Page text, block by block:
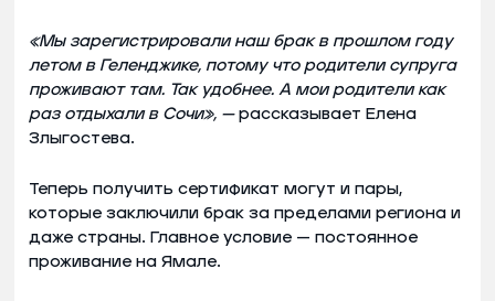
«Мы зарегистрировали наш брак в прошлом году
летом в Геленджике, потому что родители супруга
проживают там. Так удобнее. А мои родители как
раз отдыхали в Сочи», —рассказывает Елена
Злыгостева.
Теперь получить сертификат могут и пары,
которые заключили брак за пределами региона и
даже страны. Главное условие — постоянное
проживание на Ямале.